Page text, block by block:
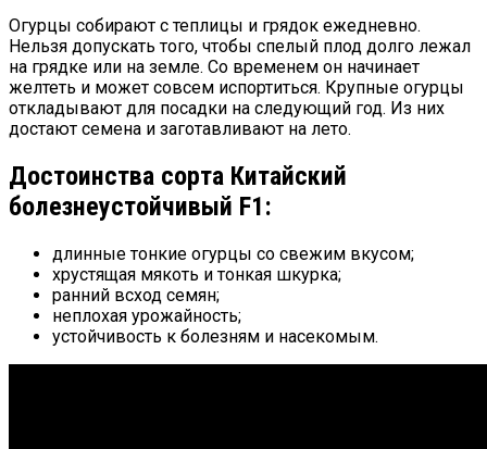
Огурцы собирают с теплицы и грядок ежедневно.
Нельзя допускать того, чтобы спелый плод долго лежал
на грядке или на земле. Со временем он начинает
желтеть и может совсем испортиться. Крупные огурцы
откладывают для посадки на следующий год. Из них
достают семена и заготавливают на лето.
Достоинства сорта Китайский
болезнеустойчивый F1:
длинные тонкие огурцы со свежим вкусом;
хрустящая мякоть и тонкая шкурка;
ранний всход семян;
неплохая урожайность;
устойчивость к болезням и насекомым.